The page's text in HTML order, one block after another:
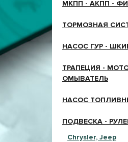
МКПП - АКПП -
ТОРМОЗНАЯ
НАСОС ГУР -
ТРАПЕЦИЯ -
ОМЫВАТЕЛЬ
НАСОС
ПОДВЕСКА -
Chrysler, Jeep